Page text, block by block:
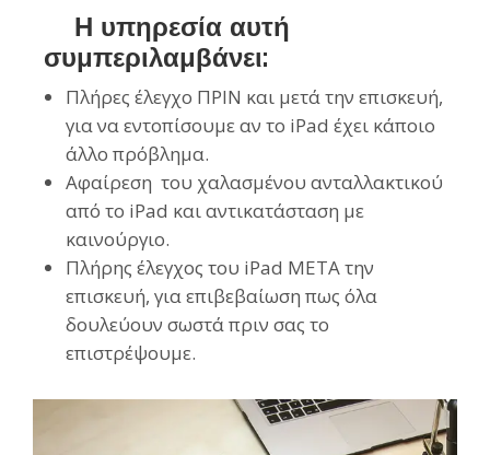
Η υπηρεσία αυτή
συμπεριλαμβάνει:
Πλήρες έλεγχο ΠΡΙΝ και μετά την επισκευή,
για να εντοπίσουμε αν το iPad έχει κάποιο
άλλο πρόβλημα.
Αφαίρεση του χαλασμένου ανταλλακτικού
από το iPad και αντικατάσταση με
καινούργιο.
Πλήρης έλεγχος του iPad ΜΕΤΑ την
επισκευή, για επιβεβαίωση πως όλα
δουλεύουν σωστά πριν σας το
επιστρέψουμε.